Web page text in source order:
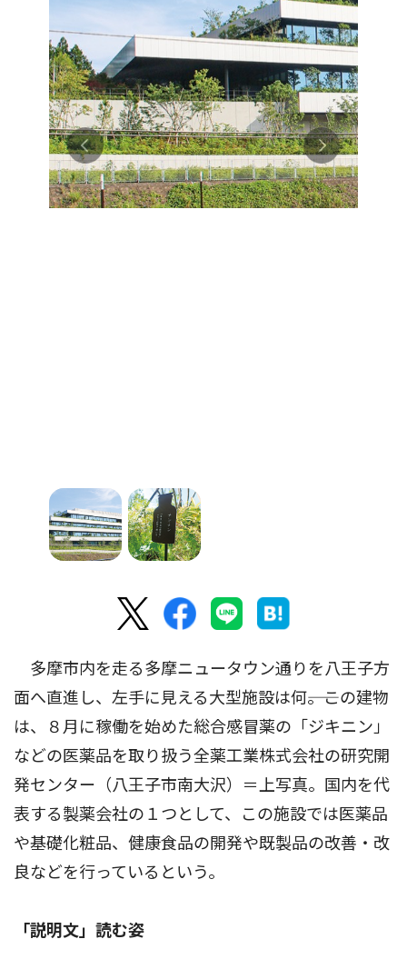
多摩市内を走る多摩ニュータウン通りを八王子方
面へ直進し、左手に見える大型施設は何――。この建物
は、８月に稼働を始めた総合感冒薬の「ジキニン」
などの医薬品を取り扱う全薬工業株式会社の研究開
発センター（八王子市南大沢）＝上写真。国内を代
表する製薬会社の１つとして、この施設では医薬品
や基礎化粧品、健康食品の開発や既製品の改善・改
良などを行っているという。
「説明文」読む姿